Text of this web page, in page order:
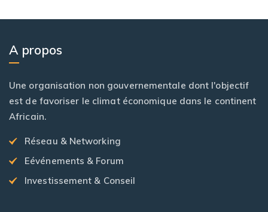
A propos
Une organisation non gouvernementale dont l'objectif
est de favoriser le climat économique dans le continent
Africain.
Réseau & Networking
Eévénements & Forum
Investissement & Conseil